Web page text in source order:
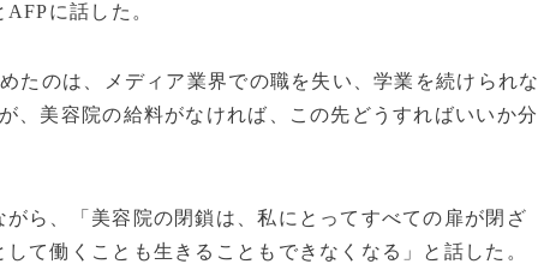
に話した。
のは、メディア業界での職を失い、学業を続けられ
、美容院の給料がなければ、この先どうすればいいか分
ら、「美容院の閉鎖は、私にとってすべての扉が閉ざ
て働くことも生きることもできなくなる」と話した。